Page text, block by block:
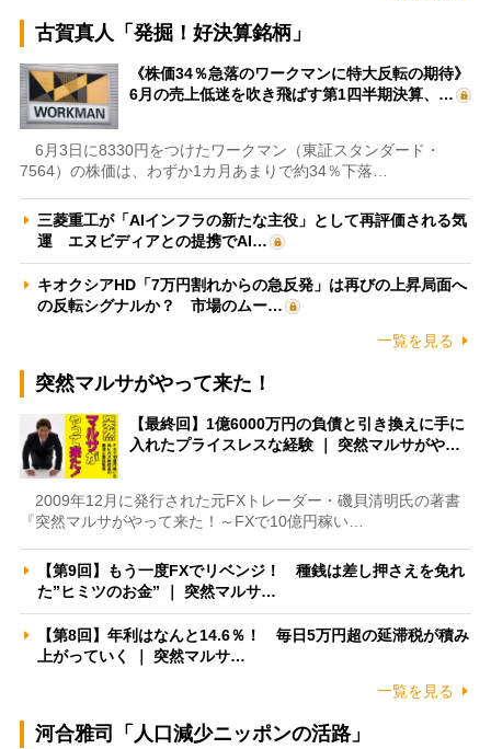
古賀真人「発掘！好決算銘柄」
《株価34％急落のワークマンに特大反転の期待》
6月の売上低迷を吹き飛ばす第1四半期決算、…
6月3日に8330円をつけたワークマン（東証スタンダード・
7564）の株価は、わずか1カ月あまりで約34％下落…
三菱重工が「AIインフラの新たな主役」として再評価される気
運 エヌビディアとの提携でAI…
キオクシアHD「7万円割れからの急反発」は再びの上昇局面へ
の反転シグナルか？ 市場のムー…
一覧を見る
突然マルサがやって来た！
【最終回】1億6000万円の負債と引き換えに手に
入れたプライスレスな経験 ｜ 突然マルサがや…
2009年12月に発行された元FXトレーダー・磯貝清明氏の著書
『突然マルサがやって来た！～FXで10億円稼い…
【第9回】もう一度FXでリベンジ！ 種銭は差し押さえを免れ
た”ヒミツのお金” ｜ 突然マルサ…
【第8回】年利はなんと14.6％！ 毎日5万円超の延滞税が積み
上がっていく ｜ 突然マルサ…
一覧を見る
河合雅司「人口減少ニッポンの活路」